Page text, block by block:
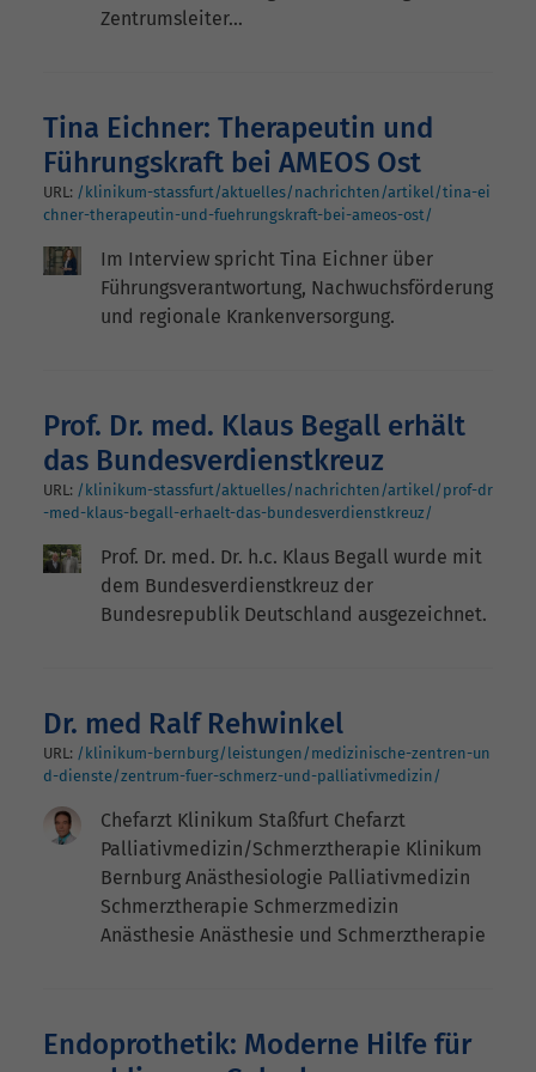
Zentrumsleiter…
Tina Eichner: Therapeutin und
Führungskraft bei AMEOS Ost
URL: /klinikum-stassfurt/aktuelles/nachrichten/artikel/tina-ei
chner-therapeutin-und-fuehrungskraft-bei-ameos-ost/
Im Interview spricht Tina Eichner über
Führungsverantwortung, Nachwuchsförderung
und regionale Krankenversorgung.
Prof. Dr. med. Klaus Begall erhält
das Bundesverdienstkreuz
URL: /klinikum-stassfurt/aktuelles/nachrichten/artikel/prof-dr
-med-klaus-begall-erhaelt-das-bundesverdienstkreuz/
Prof. Dr. med. Dr. h.c. Klaus Begall wurde mit
dem Bundesverdienstkreuz der
Bundesrepublik Deutschland ausgezeichnet.
Dr. med Ralf Rehwinkel
URL: /klinikum-bernburg/leistungen/medizinische-zentren-un
d-dienste/zentrum-fuer-schmerz-und-palliativmedizin/
Chefarzt Klinikum Staßfurt Chefarzt
Palliativmedizin/Schmerztherapie Klinikum
Bernburg Anästhesiologie Palliativmedizin
Schmerztherapie Schmerzmedizin
Anästhesie Anästhesie und Schmerztherapie
Endoprothetik: Moderne Hilfe für